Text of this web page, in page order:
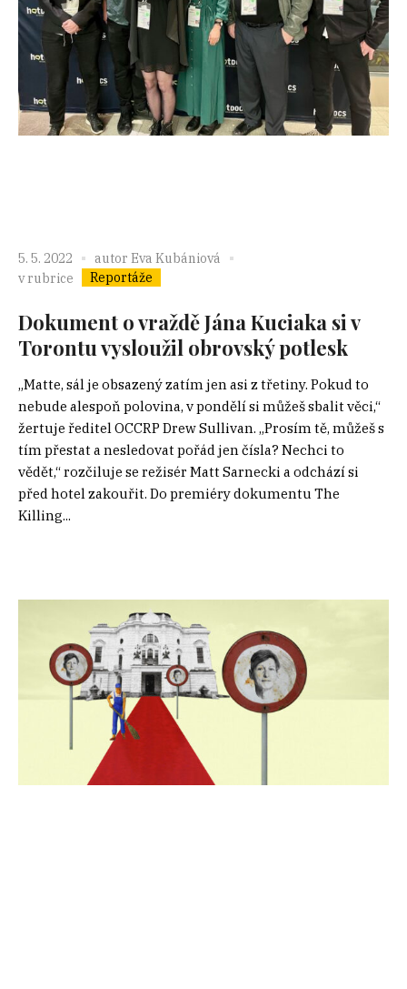
5. 5. 2022 autor Eva Kubániová
v rubrice
Reportáže
Dokument o vraždě Jána Kuciaka si v
Torontu vysloužil obrovský potlesk
„Matte, sál je obsazený zatím jen asi z třetiny. Pokud to
nebude alespoň polovina, v pondělí si můžeš sbalit věci,“
žertuje ředitel OCCRP Drew Sullivan. „Prosím tě, můžeš s
tím přestat a nesledovat pořád jen čísla? Nechci to
vědět,“ rozčiluje se režisér Matt Sarnecki a odchází si
před hotel zakouřit. Do premiéry dokumentu The
Killing...